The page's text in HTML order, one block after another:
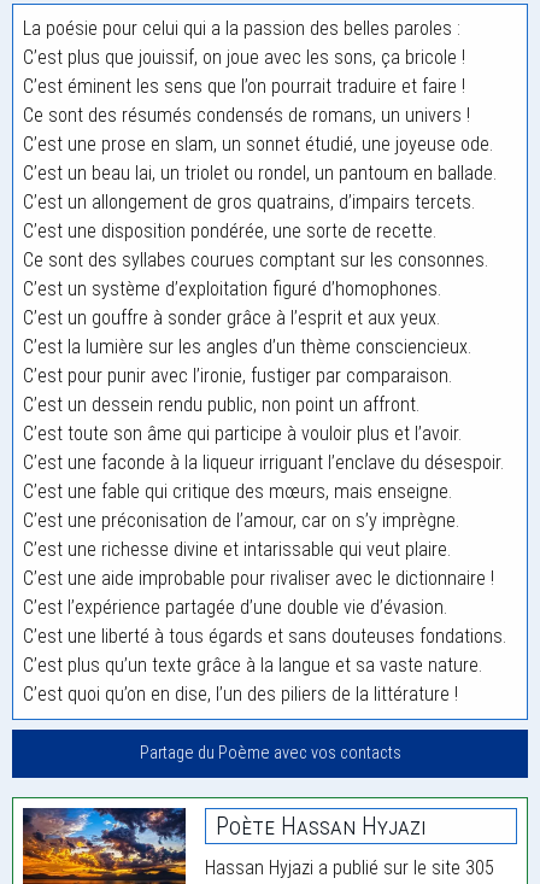
La poésie pour celui qui a la passion des belles paroles :
C’est plus que jouissif, on joue avec les sons, ça bricole !
C’est éminent les sens que l’on pourrait traduire et faire !
Ce sont des résumés condensés de romans, un univers !
C’est une prose en slam, un sonnet étudié, une joyeuse ode.
C’est un beau lai, un triolet ou rondel, un pantoum en ballade.
C’est un allongement de gros quatrains, d’impairs tercets.
C’est une disposition pondérée, une sorte de recette.
Ce sont des syllabes courues comptant sur les consonnes.
C’est un système d’exploitation figuré d’homophones.
C’est un gouffre à sonder grâce à l’esprit et aux yeux.
C’est la lumière sur les angles d’un thème consciencieux.
C’est pour punir avec l’ironie, fustiger par comparaison.
C’est un dessein rendu public, non point un affront.
C’est toute son âme qui participe à vouloir plus et l’avoir.
C’est une faconde à la liqueur irriguant l’enclave du désespoir.
C’est une fable qui critique des mœurs, mais enseigne.
C’est une préconisation de l’amour, car on s’y imprègne.
C’est une richesse divine et intarissable qui veut plaire.
C’est une aide improbable pour rivaliser avec le dictionnaire !
C’est l’expérience partagée d’une double vie d’évasion.
C’est une liberté à tous égards et sans douteuses fondations.
C’est plus qu’un texte grâce à la langue et sa vaste nature.
C’est quoi qu’on en dise, l’un des piliers de la littérature !
Partage du Poème avec vos contacts
Poète Hassan Hyjazi
Hassan Hyjazi a publié sur le site 305